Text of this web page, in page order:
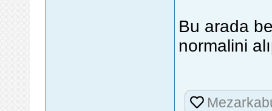
Bu arada
normalini